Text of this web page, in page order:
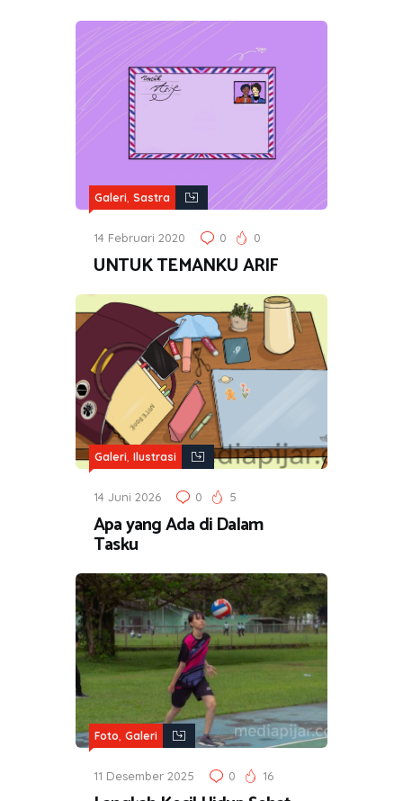
Galeri Sastra
14 Februari 2020 0 0
UNTUK TEMANKU ARIF
Galeri, Ilustrasi
14 Juni 2026 0 5
Apa yang Ada di Dalam
Tasku
Foto, Galeri
11 Desember 2025 0 16